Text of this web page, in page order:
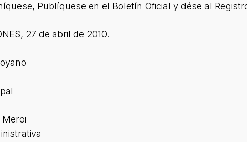
Publíquese en el Boletín Oficial y dése al
27 de abril de 2010.